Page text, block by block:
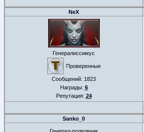
NeX
Генералиссимус
Проверенные
Сообщений: 1823
Награды: 6
Репутация: 24
Sanko_0